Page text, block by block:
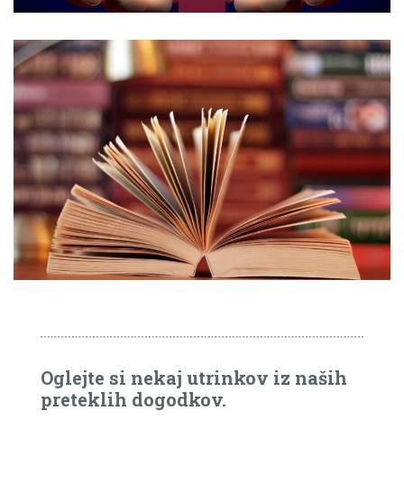
Oglejte si nekaj utrinkov iz naših
preteklih dogodkov.